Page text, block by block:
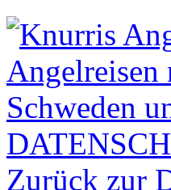
Zurück zur